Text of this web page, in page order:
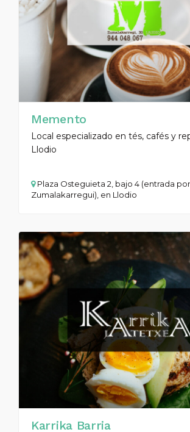
Memento
Local especializado en tés, cafés y
Llodio
Plaza Osteguieta 2, bajo 4 (entrada
Zumalakarregui), en Llodio
Karrika Barria